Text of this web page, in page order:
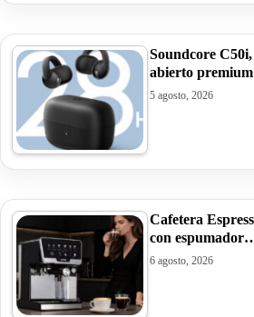
Soundcore
abierto
5 agosto, 2026
Cafetera
con
6 agosto, 2026